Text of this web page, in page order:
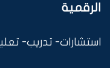
الرقمية
استشارات- تدريب-